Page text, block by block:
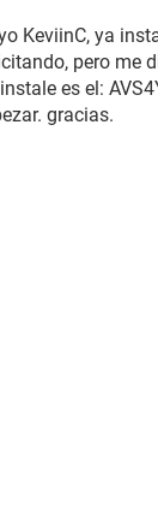
KeviinC, ya
pero me
es el:
gracias.